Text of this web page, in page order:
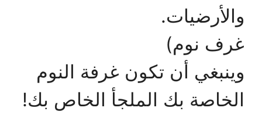
والأرضيات.
غرف نوم)
وينبغي أن تكون غرفة النوم
الخاصة بك الملجأ الخاص بك!